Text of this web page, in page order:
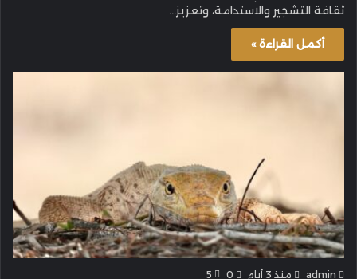
ثقافة التشجير والاستدامة، وتعزيز…
أكمل القراءة »
admin منذ 3 أيام 0
5